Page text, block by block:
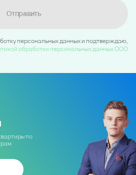
Отправить
персональных данных и подтверждаю,
обработки персональных данных ООО
по